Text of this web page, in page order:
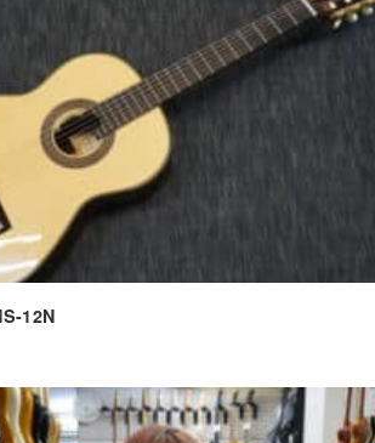
12N